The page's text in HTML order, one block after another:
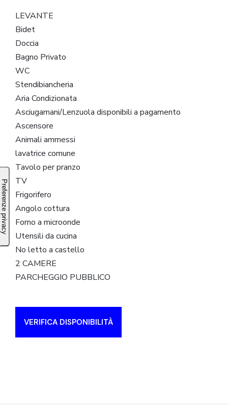
LEVANTE
Bidet
Doccia
Bagno Privato
WC
Stendibiancheria
Aria Condizionata
Asciugamani/Lenzuola disponibili a pagamento
Ascensore
Animali ammessi
lavatrice comune
Tavolo per pranzo
TV
Frigorifero
Angolo cottura
Forno a microonde
Utensili da cucina
No letto a castello
2 CAMERE
PARCHEGGIO PUBBLICO
VERIFICA DISPONIBILITÀ